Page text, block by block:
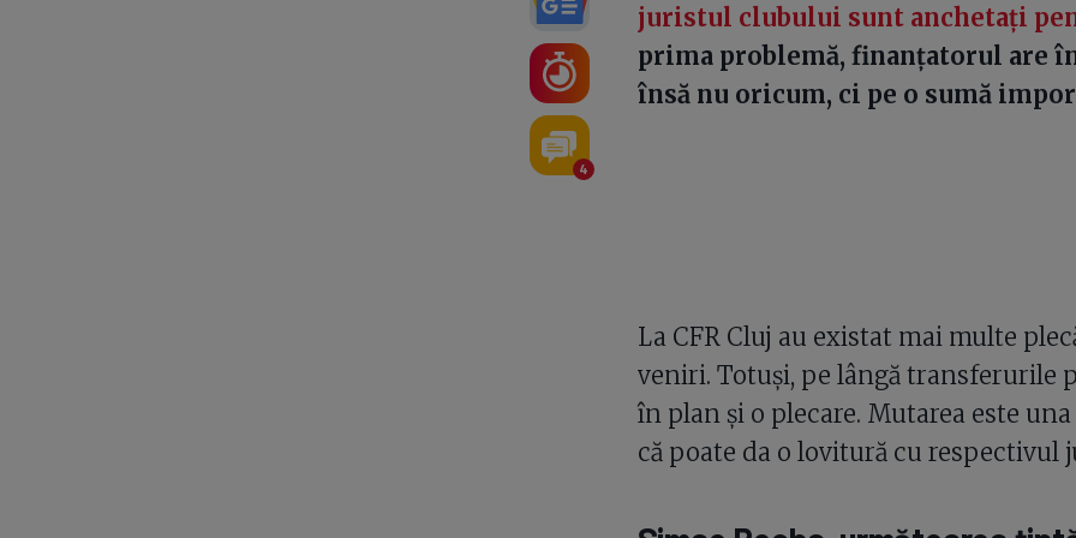
4
juristul clubului sunt anchetați
prima problemă, finanțatorul are în
însă nu oricum, ci pe o sumă
La CFR Cluj au existat mai multe
veniri. Totuși, pe lângă transferurile
în plan și o plecare. Mutarea este
că poate da o lovitură cu respectivul